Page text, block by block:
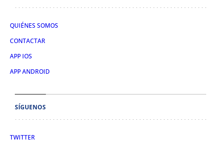
QUIÉNES SOMOS
CONTACTAR
APP IOS
APP ANDROID
SÍGUENOS
TWITTER